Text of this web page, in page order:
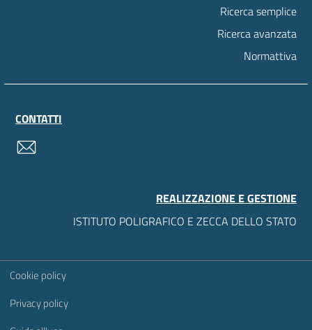
Ricerca semplice
Ricerca avanzata
Normattiva
CONTATTI
REALIZZAZIONE E GESTIONE
ISTITUTO POLIGRAFICO E ZECCA DELLO STATO
Sezione Link Utili
Cookie policy
Privacy policy